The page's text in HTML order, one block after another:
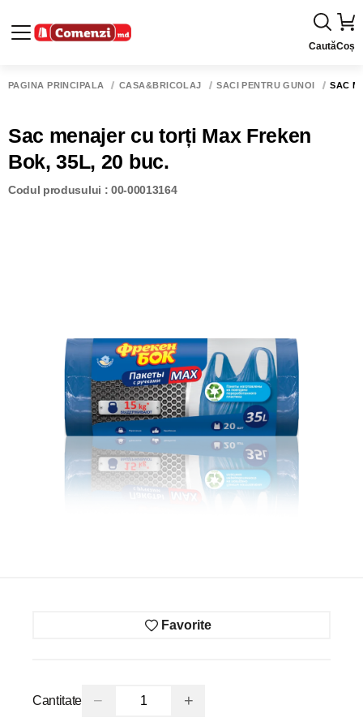
CautăCoș
PAGINA PRINCIPALĂ CASĂ&BRICOLAJ SACI PENTRU GUNOI SAC
Sac menajer cu torți Max Freken
Bok, 35L, 20 buc.
Codul produsului : 00-00013164
Favorite
Cantitate − +